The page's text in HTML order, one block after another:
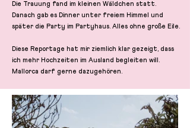
Die Trauung fand im kleinen Wäldchen statt.
Danach gab es Dinner unter freiem Himmel und
später die Party im Partyhaus. Alles ohne große Eile.
Diese Reportage hat mir ziemlich klar gezeigt, dass
ich mehr Hochzeiten im Ausland begleiten will.
Mallorca darf gerne dazugehören.